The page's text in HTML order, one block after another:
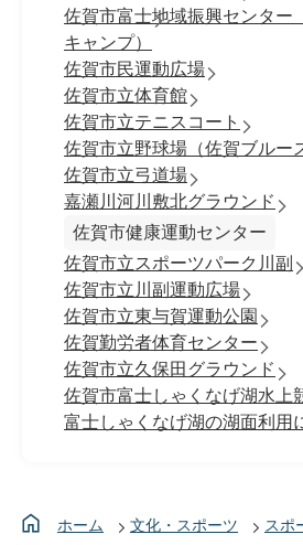
佐賀市富士地域振興センター
キャンプ）
佐賀市民運動広場
佐賀市立体育館
佐賀市立テニスコート
佐賀市立野球場（佐賀ブルー
佐賀市立弓道場
嘉瀬川河川敷北グラウンド
佐賀市健康運動センター
佐賀市立スポーツパーク川副
佐賀市立川副運動広場
佐賀市立東与賀運動公園
佐賀勤労者体育センター
佐賀市立久保田グラウンド
佐賀市富士しゃくなげ湖水上
富士しゃくなげ湖の湖面利用
ホーム 文化・スポーツ スポ